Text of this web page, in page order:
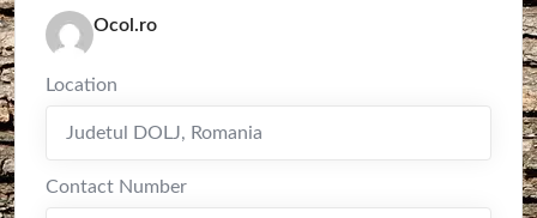
Ocol.ro
Location
Judetul DOLJ, Romania
Contact Number